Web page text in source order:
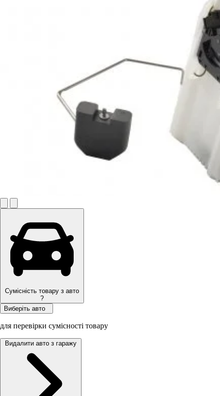
Сумісність товару з авто
?
Виберіть авто
для перевірки сумісності товару
Видалити авто з гаражу